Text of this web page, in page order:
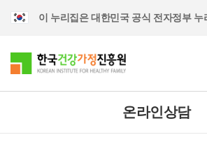
이 누리집은 대한민국 공식 전자정부 누
온라인상담